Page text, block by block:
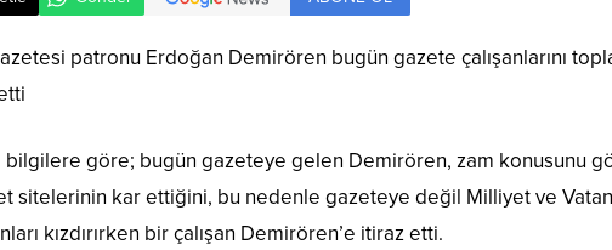
patronu Erdoğan Demirören bugün gazete çalışanlarını
göre; bugün gazeteye gelen Demirören, zam konusunu
sitelerinin kar ettiğini, bu nedenle gazeteye değil Milliyet ve
kızdırırken bir çalışan Demirören’e itiraz etti.